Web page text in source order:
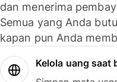
dan menerima
Semua yang Anda
kapan pun Anda
Kelola uang saat